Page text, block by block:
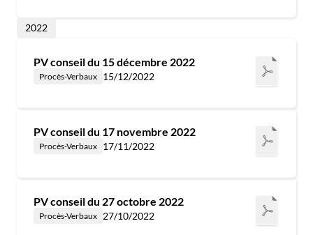
2022
PV conseil du 15 décembre 2022
Procès-Verbaux 15/12/2022
PV conseil du 17 novembre 2022
Procès-Verbaux 17/11/2022
PV conseil du 27 octobre 2022
Procès-Verbaux 27/10/2022